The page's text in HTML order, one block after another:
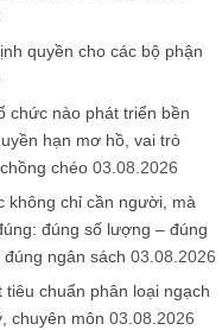
quyền cho các bộ phận
chức nào phát triển bền
hạn mơ hồ, vai trò
chéo 03.08.2026
không chỉ cần người, mà
đúng số lượng – đúng
ngân sách 03.08.2026
tiêu chuẩn phân loại ngạch
chuyên môn 03.08.2026